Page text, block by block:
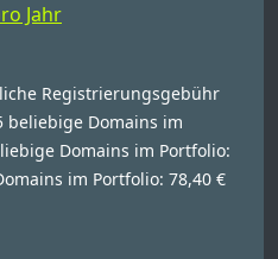
Jahr
Registrierungsgebühr
beliebige Domains im
Domains im Portfolio:
im Portfolio: 78,40 €